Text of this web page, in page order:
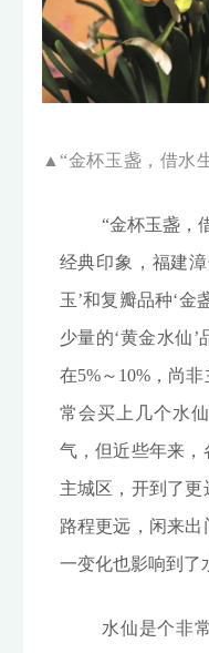
▲“金杯玉盏，借水
“金杯玉盏，
经典印象，福建
玉’和复瓣品种‘金
少量的‘黄金水仙
在5%～10%，尚
常会买上几个水
气，但近些年来
主城区，开到了
路程更远，闲来
一变化也影响到了
水仙是个非